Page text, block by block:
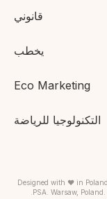
قانوني
يخطب
Eco Marketing
التكنولوجيا للرياضة
© 2021, Designed with ❤
PSA. Warsaw,